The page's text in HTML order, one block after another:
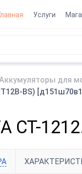
Услуги
для
BS)
СТ-